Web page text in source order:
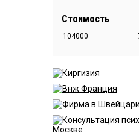
Стоимость